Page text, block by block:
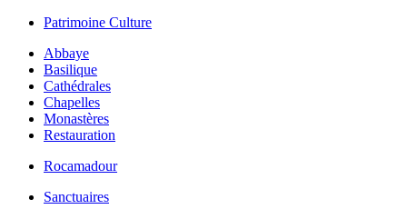
Patrimoine Culture
Abbaye
Basilique
Cathédrales
Chapelles
Monastères
Restauration
Rocamadour
Sanctuaires